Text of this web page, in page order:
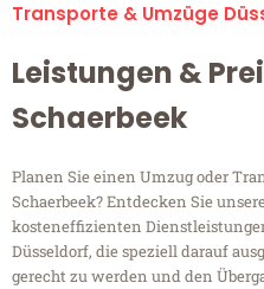
Transporte & Umzüge
Leistungen &
Schaerbeek
Planen Sie einen Umzug oder
Schaerbeek? Entdecken Sie
kosteneffizienten
Düsseldorf, die speziell darauf
gerecht zu werden und den